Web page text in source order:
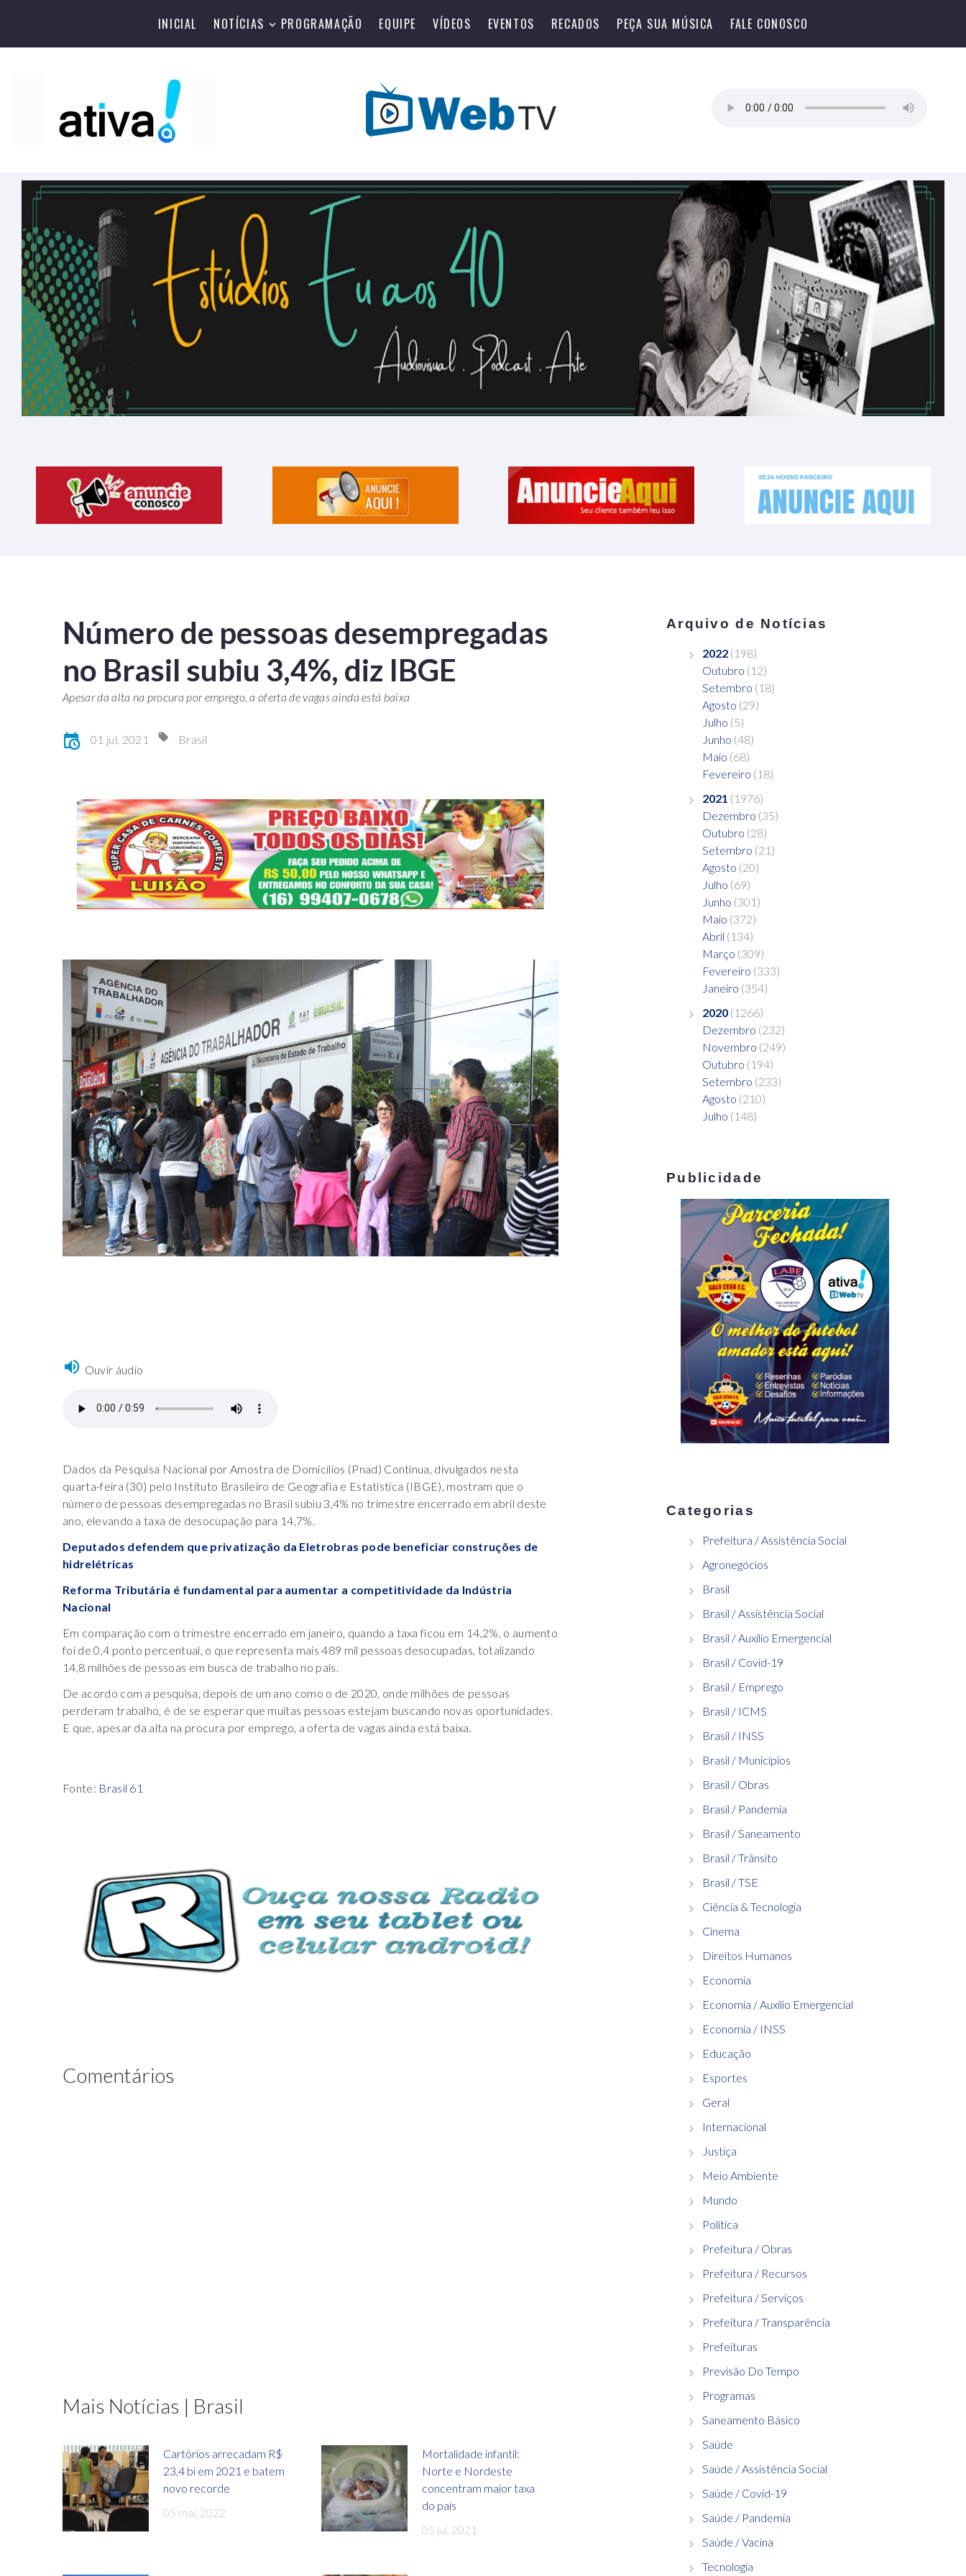
INICIAL NOTÍCIAS PROGRAMAÇÃO EQUIPE VÍDEOS EVENTOS RECADOS PEÇA SUA MÚSICA FALE CONOSCO
Número de pessoas desempregadas
no Brasil subiu 3,4%, diz IBGE
Apesar da alta na procura por emprego, a oferta de vagas ainda está baixa
01 jul, 2021 Brasil
Ouvir áudio
Dados da Pesquisa Nacional por Amostra de Domicílios (Pnad) Contínua, divulgados nesta
quarta-feira (30) pelo Instituto Brasileiro de Geografia e Estatística (IBGE), mostram que o
número de pessoas desempregadas no Brasil subiu 3,4% no trimestre encerrado em abril deste
ano, elevando a taxa de desocupação para 14,7%.
Deputados defendem que privatização da Eletrobras pode beneficiar construções de
hidrelétricas
Reforma Tributária é fundamental para aumentar a competitividade da Indústria
Nacional
Em comparação com o trimestre encerrado em janeiro, quando a taxa ficou em 14,2%, o aumento
foi de 0,4 ponto percentual, o que representa mais 489 mil pessoas desocupadas, totalizando
14,8 milhões de pessoas em busca de trabalho no país.
De acordo com a pesquisa, depois de um ano como o de 2020, onde milhões de pessoas
perderam trabalho, é de se esperar que muitas pessoas estejam buscando novas oportunidades.
E que, apesar da alta na procura por emprego, a oferta de vagas ainda está baixa.
Fonte: Brasil 61
Comentários
Mais Notícias | Brasil
Cartórios arrecadam R$
23,4 bi em 2021 e batem
novo recorde
05 mai, 2022
Mortalidade infantil:
Norte e Nordeste
concentram maior taxa
do país
05 jul, 2021
Arquivo de Notícias
2022 (198)
Outubro (12)
Setembro (18)
Agosto (29)
Julho (5)
Junho (48)
Maio (68)
Fevereiro (18)
2021 (1976)
Dezembro (35)
Outubro (28)
Setembro (21)
Agosto (20)
Julho (69)
Junho (301)
Maio (372)
Abril (134)
Março (309)
Fevereiro (333)
Janeiro (354)
2020 (1266)
Dezembro (232)
Novembro (249)
Outubro (194)
Setembro (233)
Agosto (210)
Julho (148)
Publicidade
Categorias
Prefeitura / Assistência Social
Agronegócios
Brasil
Brasil / Assistência Social
Brasil / Auxílio Emergencial
Brasil / Covid-19
Brasil / Emprego
Brasil / ICMS
Brasil / INSS
Brasil / Municípios
Brasil / Obras
Brasil / Pandemia
Brasil / Saneamento
Brasil / Trânsito
Brasil / TSE
Ciência & Tecnologia
Cinema
Direitos Humanos
Economia
Economia / Auxílio Emergencial
Economia / INSS
Educação
Esportes
Geral
Internacional
Justiça
Meio Ambiente
Mundo
Política
Prefeitura / Obras
Prefeitura / Recursos
Prefeitura / Serviços
Prefeitura / Transparência
Prefeituras
Previsão Do Tempo
Programas
Saneamento Básico
Saúde
Saúde / Assistência Social
Saúde / Covid-19
Saúde / Pandemia
Saúde / Vacina
Tecnologia